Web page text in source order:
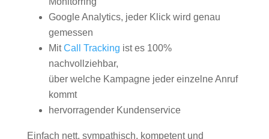
Google Analytics, jeder Klick wird genau
gemessen
MitCall Tracking ist es 100%
nachvollziehbar,
über welche Kampagne jeder einzelne Anruf
kommt
hervorragender Kundenservice
Einfach nett, sympathisch, kompetent und